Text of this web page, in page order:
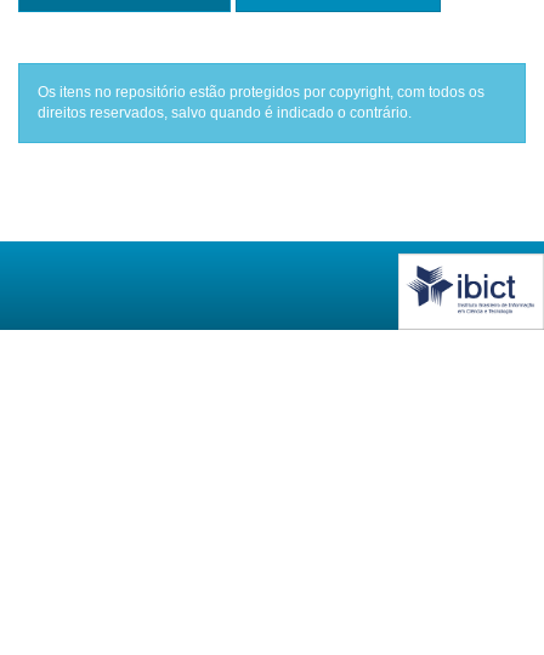
Os itens no repositório estão protegidos por copyright, com todos os
direitos reservados, salvo quando é indicado o contrário.